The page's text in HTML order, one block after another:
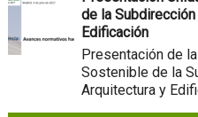
de la
Edificación
Presentación de
Sostenible de la
Arquitectura y